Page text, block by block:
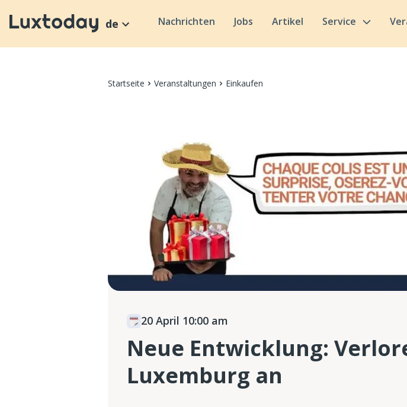
de Nachrichten Jobs Artikel Service
Startseite Veranstaltungen Einkaufen
20 April 10:00 am
Neue Entwicklung:
Luxemburg an